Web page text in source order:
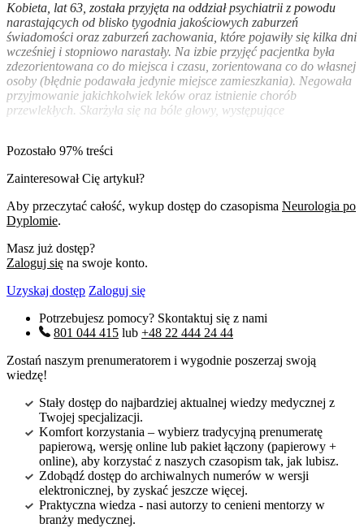
Kobieta, lat 63, została przyjęta na oddział psychiatrii z powodu
narastających od blisko tygodnia jakościowych zaburzeń
świadomości oraz zaburzeń zachowania, które pojawiły się kilka dni
wcześniej i stopniowo narastały. Na izbie przyjęć pacjentka była
zdezorientowana co do miejsca i czasu, zorientowana co do własnej
osoby (błędnie podawała jedynie miejsce zamieszkania). Negowała
przyjmowanie jakichkolwiek leków oraz istnienie chorób
przewlekłych. Skarżyła się na bóle głowy, występujące
Pozostało 97% treści
Zainteresował Cię artykuł?
Aby przeczytać całość, wykup dostęp do czasopisma Neurologia po
Dyplomie.
Masz już dostęp?
Zaloguj się na swoje konto.
Uzyskaj dostęp Zaloguj się
Potrzebujesz pomocy? Skontaktuj się z nami
801 044 415 lub +48 22 444 24 44
Zostań naszym prenumeratorem i wygodnie poszerzaj swoją
wiedzę!
Stały dostęp do najbardziej aktualnej wiedzy medycznej z
Twojej specjalizacji.
Komfort korzystania – wybierz tradycyjną prenumeratę
papierową, wersję online lub pakiet łączony (papierowy +
online), aby korzystać z naszych czasopism tak, jak lubisz.
Zdobądź dostęp do archiwalnych numerów w wersji
elektronicznej, by zyskać jeszcze więcej.
Praktyczna wiedza - nasi autorzy to cenieni mentorzy w
branży medycznej.